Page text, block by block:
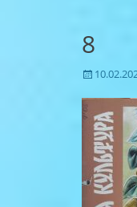
8
Posted